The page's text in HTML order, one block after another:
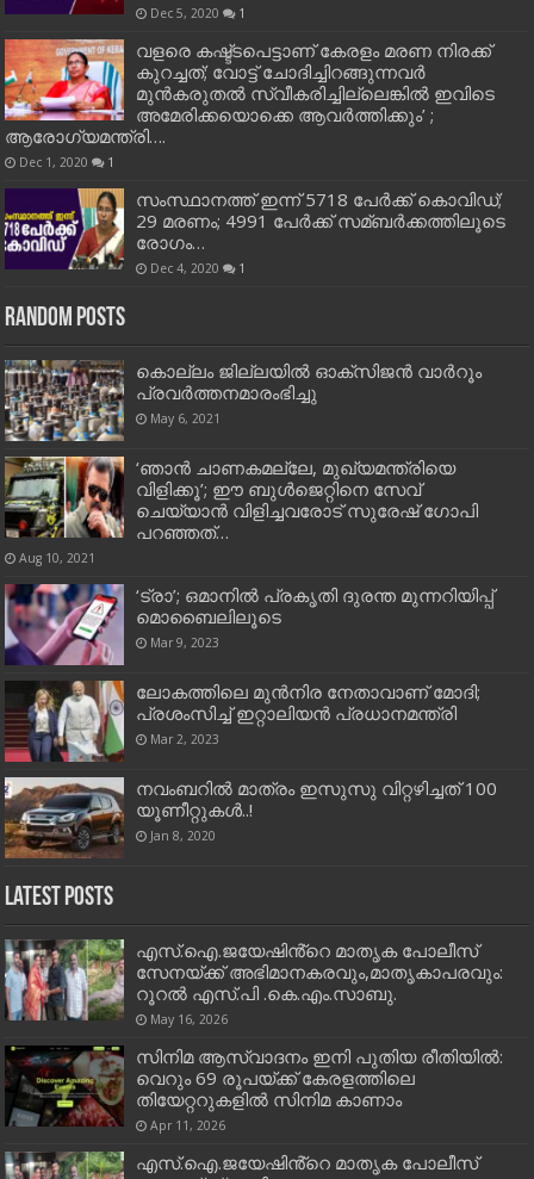
Dec 5, 2020 1
വളരെ കഷ്ട്ടപെട്ടാണ് കേരളം മരണ നിരക്ക്
കുറച്ചത്; വോട്ട് ചോദിച്ചിറങ്ങുന്നവർ
മുൻകരുതൽ സ്വീകരിച്ചില്ലെങ്കിൽ ഇവിടെ
അമേരിക്കയൊക്കെ ആവർത്തിക്കും’ ;
ആരോഗ്യമന്ത്രി….
Dec 1, 2020 1
സംസ്ഥാനത്ത് ഇന്ന് 5718 പേര്‍ക്ക് കൊവിഡ്;
29 മരണം; 4991 പേര്‍ക്ക് സമ്ബര്‍ക്കത്തിലൂടെ
രോഗം…
Dec 4, 2020 1
Random Posts
കൊല്ലം ജില്ലയില്‍ ഓക്സിജന്‍ വാര്‍റൂം
പ്രവര്‍ത്തനമാരംഭിച്ചു
May 6, 2021
‘ഞാൻ ചാണകമല്ലേ, മുഖ്യമന്ത്രിയെ
വിളിക്കൂ’; ഈ ബുൾജെറ്റിനെ സേവ്
ചെയ്യാൻ വിളിച്ചവരോട് സുരേഷ് ഗോപി
പറഞ്ഞത്…
Aug 10, 2021
‘ട്രാ’; ഒമാനിൽ പ്രകൃതി ദുരന്ത മുന്നറിയിപ്പ്
മൊബൈലിലൂടെ
Mar 9, 2023
ലോകത്തിലെ മുൻനിര നേതാവാണ് മോദി;
പ്രശംസിച്ച് ഇറ്റാലിയന്‍ പ്രധാനമന്ത്രി
Mar 2, 2023
നവംബറില്‍ മാത്രം ഇസുസു വിറ്റഴിച്ചത് 100
യൂണീറ്റുകള്‍..!
Jan 8, 2020
Latest Posts
എസ്.ഐ.ജയേഷിൻ്റെ മാതൃക പോലീസ്
സേനയ്ക്ക് അഭിമാനകരവും,മാതൃകാപരവും:
റൂറൽ എസ്.പി .കെ.എം.സാബു.
May 16, 2026
സിനിമ ആസ്വാദനം ഇനി പുതിയ രീതിയിൽ:
വെറും 69 രൂപയ്ക്ക് കേരളത്തിലെ
തിയേറ്ററുകളിൽ സിനിമ കാണാം
Apr 11, 2026
എസ്.ഐ.ജയേഷിൻ്റെ മാതൃക പോലീസ്